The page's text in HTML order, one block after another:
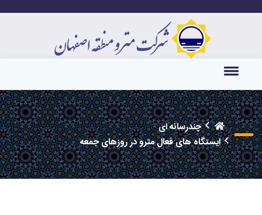
چندرسانه ای
ایستگاه های فعال مترو در روزهای جمعه